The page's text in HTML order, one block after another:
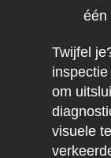
één
Twijfel
om
visuele